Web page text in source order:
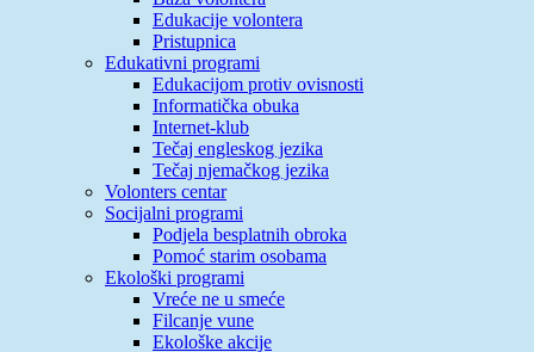
Edukacije volontera
Pristupnica
Edukativni programi
Edukacijom protiv ovisnosti
Informatička obuka
Internet-klub
Tečaj engleskog jezika
Tečaj njemačkog jezika
Volonters centar
Socijalni programi
Podjela besplatnih obroka
Pomoć starim osobama
Ekološki programi
Vreće ne u smeće
Filcanje vune
Ekološke akcije